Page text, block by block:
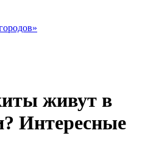
живут в
Интересные